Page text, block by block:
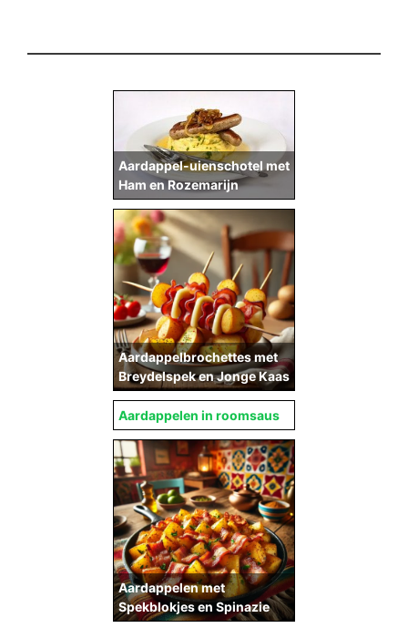
Aardappel-uienschotel met
Ham en Rozemarijn
Aardappelbrochettes met
Breydelspek en Jonge Kaas
Aardappelen in roomsaus
Aardappelen met
Spekblokjes en Spinazie